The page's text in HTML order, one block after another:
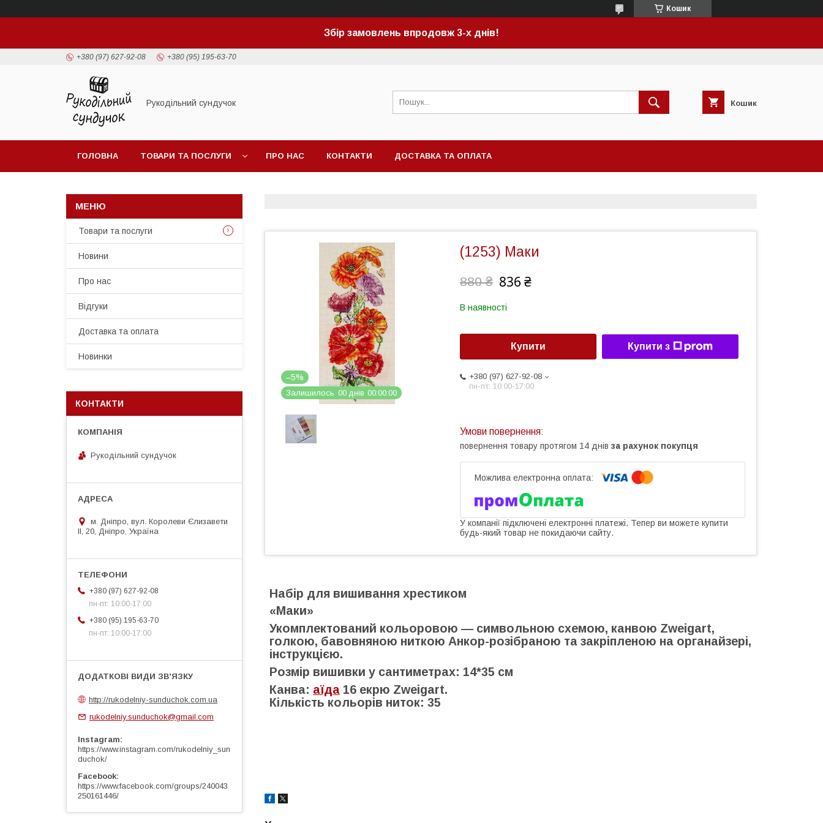
Кошик
Збір замовлень впродовж 3-х днів!
+380 (97) 627-92-08 +380 (95) 195-63-70
Рукодільний сундучок Кошик
ГОЛОВНА ТОВАРИ ТА ПОСЛУГИ ПРО НАС КОНТАКТИ ДОСТАВКА ТА ОПЛАТА
–5%
Залишилось 00 днів 00 00 00
(1253) Маки
880 ₴ 836 ₴
В наявності
Купити Купити з
+380 (97) 627-92-08
пн-пт: 10:00-17:00
повернення товару протягом 14 днів за рахунок покупця
У компанії підключені електронні платежі. Тепер ви можете купити
будь-який товар не покидаючи сайту.
Набір для вишивання хрестиком
«Маки»
Укомплектований кольоровою — символьною схемою, канвою Zweigart,
голкою, бавовняною ниткою Анкор-розібраною та закріпленою на органайзері,
інструкцією.
Розмір вишивки у сантиметрах: 14*35 см
Канва: аїда 16 екрю Zweigart.
Кількість кольорів ниток: 35
Товари та послуги
Новини
Про нас
Відгуки
Доставка та оплата
Новинки
КОНТАКТИ
Рукодільний сундучок
м. Дніпро, вул. Королеви Єлизавети
ІІ, 20, Дніпро, Україна
+380 (97) 627-92-08
пн-пт: 10:00-17:00
+380 (95) 195-63-70
пн-пт: 10:00-17:00
http://rukodelniy-sunduchok.com.ua
rukodelniy.sunduchok@gmail.com
Instagram
https://www.instagram.com/rukodelniy_sun
duchok/
Facebook
https://www.facebook.com/groups/240043
250161446/